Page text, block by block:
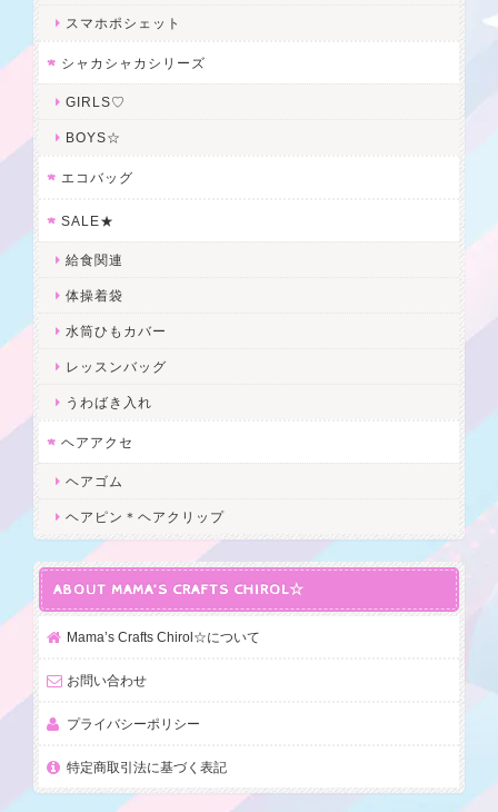
スマホポシェット
シャカシャカシリーズ
GIRLS♡
BOYS☆
エコバッグ
SALE★
給食関連
体操着袋
水筒ひもカバー
レッスンバッグ
うわばき入れ
ヘアアクセ
ヘアゴム
ヘアピン＊ヘアクリップ
ABOUT MAMA’S CRAFTS CHIROL☆
Mama’s Crafts Chirol☆について
お問い合わせ
プライバシーポリシー
特定商取引法に基づく表記